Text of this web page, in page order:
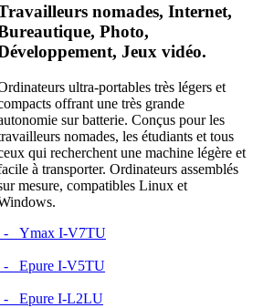
nomades, Internet,
Photo,
Jeux vidéo.
ultra-portables très légers et
offrant une très grande
sur batterie. Conçus pour les
nomades, les étudiants et tous
qui recherchent une machine légère et
à transporter. Ordinateurs assemblés
mesure, compatibles Linux et
Ymax I-V7TU
Epure I-V5TU
Epure I-L2LU